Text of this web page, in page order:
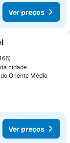
Ver preços
favoritos
cidade
Oriente Médio
Ver preços